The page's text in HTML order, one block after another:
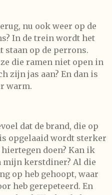
nu ook weer op de
In de trein wordt het
staan op de perrons.
die ramen niet open in
zijn jas aan? En dan is
warm.
dat de brand, die op
opgelaaid wordt sterker
doen? Kan ik
mijn kerstdiner? Al die
op heb gehoopt, waar
heb gerepeteerd. En